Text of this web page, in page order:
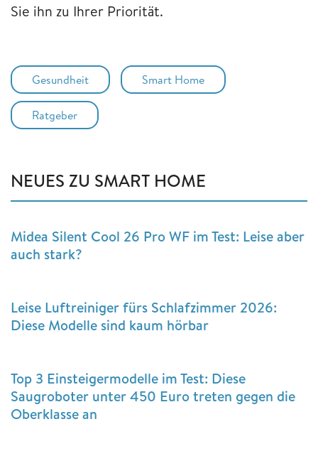
Sie ihn zu Ihrer Priorität.
Gesundheit Smart Home
Ratgeber
NEUES ZU SMART HOME
Midea Silent Cool 26 Pro WF im Test: Leise aber
auch stark?
Leise Luftreiniger fürs Schlafzimmer 2026:
Diese Modelle sind kaum hörbar
Top 3 Einsteigermodelle im Test: Diese
Saugroboter unter 450 Euro treten gegen die
Oberklasse an